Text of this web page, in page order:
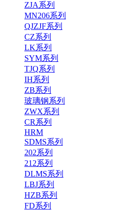
ZJA系列
MN206系列
QJZJF系列
CZ系列
LK系列
SYM系列
TJQ系列
IH系列
ZB系列
玻璃钢系列
ZWX系列
CR系列
HRM
SDMS系列
202系列
212系列
DLMS系列
LBJ系列
HZB系列
FD系列